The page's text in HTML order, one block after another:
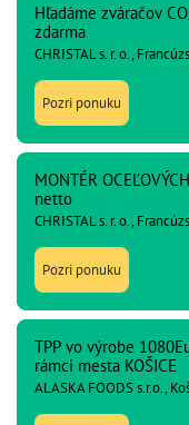
Hľadáme zváračov
zdarma
CHRISTAL s. r. o.,
Pozri ponuku
MONTÉR
netto
CHRISTAL s. r. o.,
Pozri ponuku
TPP vo výrobe
rámci mesta KOŠICE
ALASKA FOODS s.r.o.,